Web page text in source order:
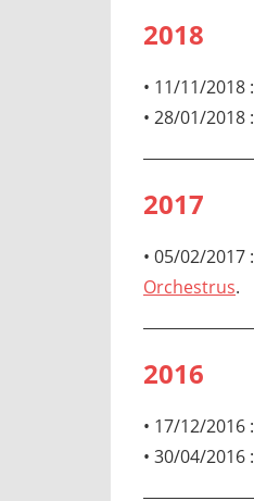
2018
• 11/11/2018 :
• 28/01/2018 :
2017
• 05/02/2017 :
Orchestrus.
2016
• 17/12/2016 :
• 30/04/2016 :